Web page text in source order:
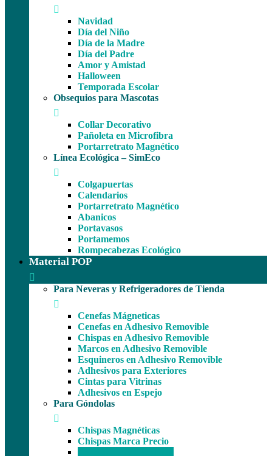
Navidad
Día del Niño
Día de la Madre
Día del Padre
Amor y Amistad
Halloween
Temporada Escolar
Obsequios para Mascotas
Collar Decorativo
Pañoleta en Microfibra
Portarretrato Magnético
Línea Ecológica – SimEco
Colgapuertas
Calendarios
Portarretrato Magnético
Abanicos
Portavasos
Portamemos
Rompecabezas Ecológico
Material POP
Para Neveras y Refrigeradores de Tienda
Cenefas Mágneticas
Cenefas en Adhesivo Removible
Chispas en Adhesivo Removible
Marcos en Adhesivo Removible
Esquineros en Adhesivo Removible
Adhesivos para Exteriores
Cintas para Vitrinas
Adhesivos en Espejo
Para Góndolas
Chispas Magnéticas
Chispas Marca Precio